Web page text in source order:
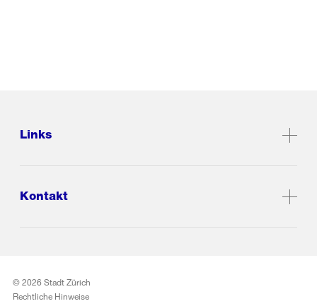
Links
Kontakt
© 2026 Stadt Zürich
Rechtliche Hinweise